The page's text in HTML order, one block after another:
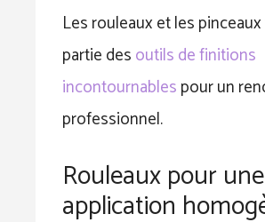
Les rouleaux et les
partie desoutils de finitions
incontournablespour un
professionnel.
Rouleaux pour une
application